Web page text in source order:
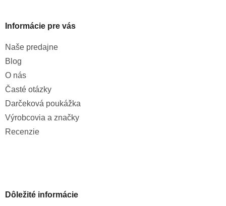
Informácie pre vás
Naše predajne
Blog
O nás
Časté otázky
Darčeková poukážka
Výrobcovia a značky
Recenzie
Dôležité informácie